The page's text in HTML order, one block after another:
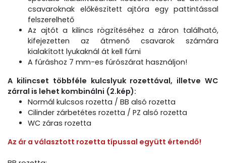
csavaroknak előkészített ajtóra egy pattintással
felszerelhető
Az ajtót a kilincs rögzítéséhez a záron található,
kifejezetten az átmenő csavarok számára
kialakított lyukaknál át kell fúrni
A fúráshoz 7 mm-es fúrószárat használjon!
A kilincset többféle kulcslyuk rozettával, illetve WC
zárral is lehet kombinálni (2.kép):
Normál kulcsos rozetta / BB alsó rozetta
Cilinder zárbetétes rozetta / PZ alsó rozetta
WC záras rozetta
Az ár a választott rozetta típussal együtt értendő!